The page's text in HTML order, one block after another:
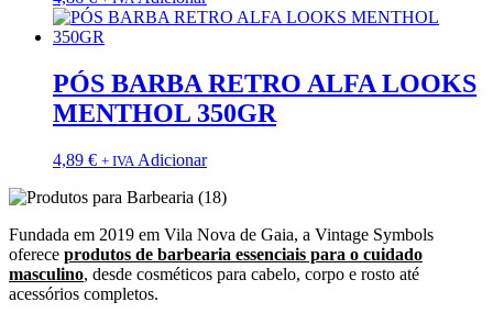
PÓS BARBA RETRO ALFA LOOKS
MENTHOL 350GR
4,89 € + IVA Adicionar
Fundada em 2019 em Vila Nova de Gaia, a Vintage Symbols
oferece produtos de barbearia essenciais para o cuidado
masculino, desde cosméticos para cabelo, corpo e rosto até
acessórios completos.